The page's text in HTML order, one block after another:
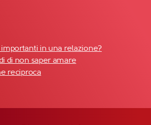
in una relazione?
di non saper amare
reciproca